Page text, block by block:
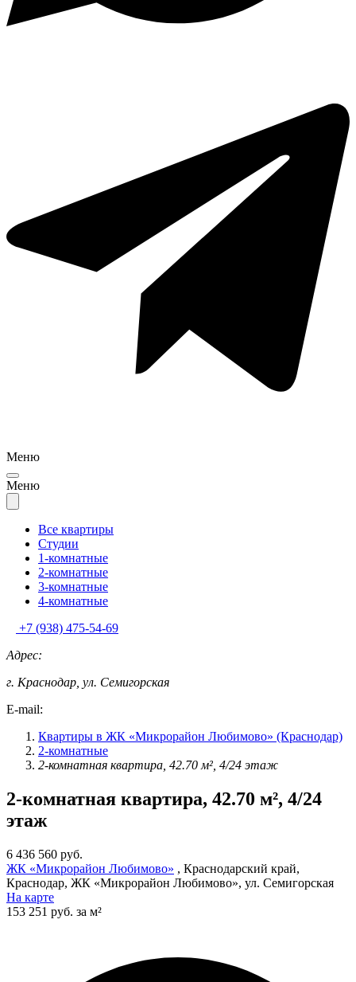
Меню
Меню
Все квартиры
Студии
1-комнатные
2-комнатные
3-комнатные
4-комнатные
+7 (938) 475-54-69
Адрес:
г. Краснодар, ул. Семигорская
E-mail:
Квартиры в ЖК «Микрорайон Любимово» (Краснодар)
2-комнатные
2-комнатная квартира, 42.70 м², 4/24 этаж
2-комнатная квартира, 42.70 м², 4/24
этаж
6 436 560 руб.
ЖК «Микрорайон Любимово» , Краснодарский край,
Краснодар, ЖК «Микрорайон Любимово», ул. Семигорская
На карте
153 251 руб. за м²